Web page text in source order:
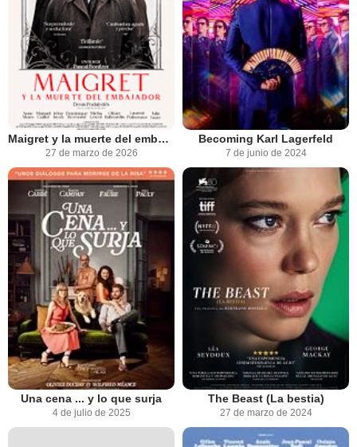
Maigret y la muerte del embajador
27 de marzo de 2026
Becoming Karl Lagerfeld
7 de junio de 2024
Una cena ... y lo que surja
4 de julio de 2025
The Beast (La bestia)
27 de marzo de 2024